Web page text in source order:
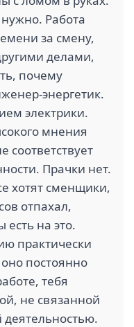
Работа
за смену,
делами,
почему
энергетик.
электрики.
мнения
соответствует
Прачки нет.
хотят сменщики,
отпахал,
есть на это.
практически
постоянно
тебя
не связанной
деятельностью.